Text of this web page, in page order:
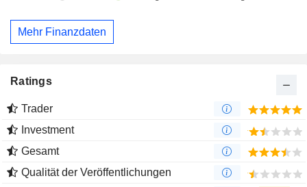
Mehr Finanzdaten
Ratings
Trader
Investment
Gesamt
Qualität der Veröffentlichungen